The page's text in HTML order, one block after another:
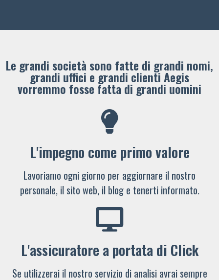
Le grandi società sono fatte di grandi nomi,
grandi uffici e grandi clienti ​Aegis
vorremmo fosse fatta di grandi uomini
L'impegno come primo valore
Lavoriamo ogni giorno per aggiornare il nostro
personale, il sito web, il blog e tenerti informato.
L'assicuratore a portata di Click
Se utilizzerai il nostro servizio di analisi avrai sempre